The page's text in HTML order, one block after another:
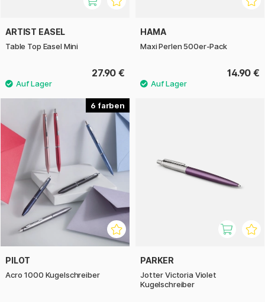
ARTIST EASEL
Table Top Easel Mini
27.90 €
HAMA
Maxi Perlen 500er-Pack
14.90 €
6
PILOT
Acro 1000 Kugelschreiber
PARKER
Jotter Victoria Violet
Kugelschreiber